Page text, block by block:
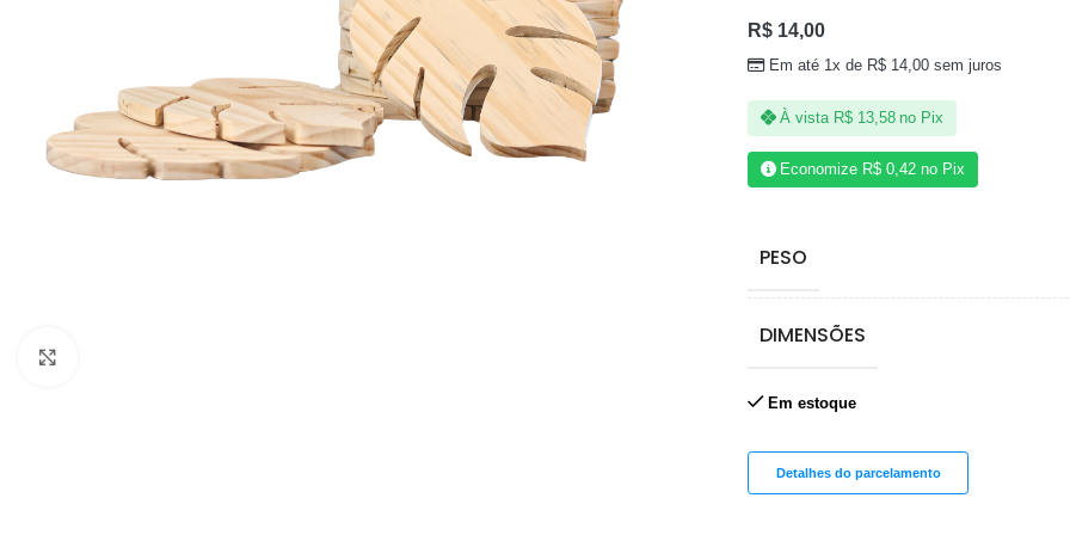
R$14,00
Em até 1x de R$ 14,00 sem juros
À vista R$13,58 no Pix
Economize R$ 0,42 no Pix
PESO
DIMENSÕES
Em estoque
Detalhes do parcelamento